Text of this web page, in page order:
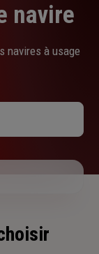
navire
navires à usage